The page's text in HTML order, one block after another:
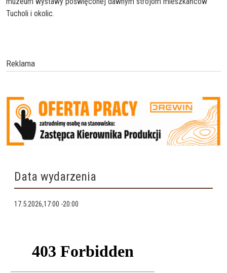
Tucholi i okolic.
Reklama
Data wydarzenia
17.5.2026,17:00 -20:00